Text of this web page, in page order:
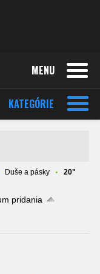
MENU
KATEGÓRIE
Duše a pásky 20"
pridania